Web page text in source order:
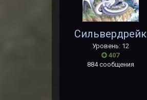
Сильвердрейк
Уровень: 12
407
884 сообщения